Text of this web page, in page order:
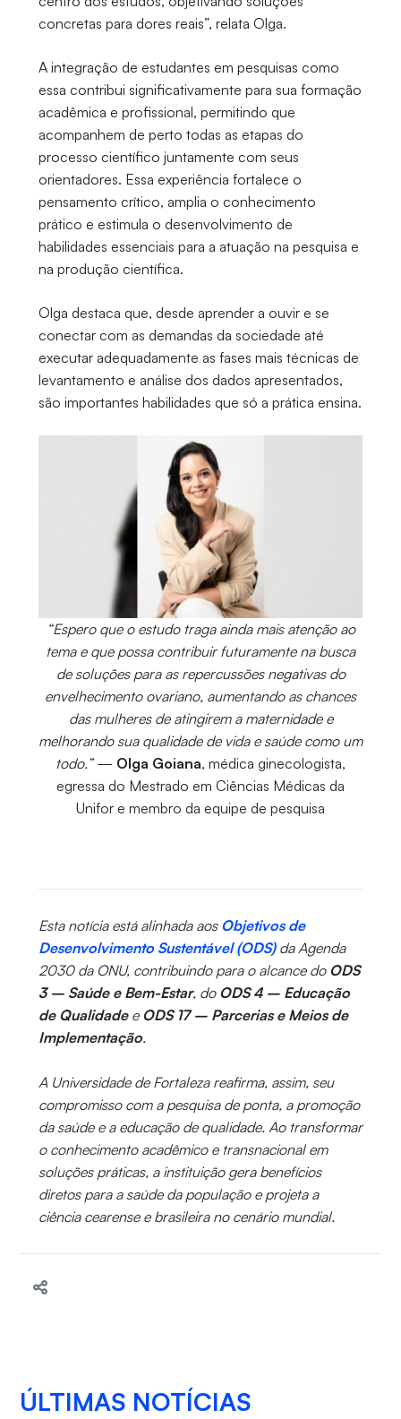
concretas para dores reais”, relata Olga.
A integração de estudantes em pesquisas como
essa contribui significativamente para sua formação
acadêmica e profissional, permitindo que
acompanhem de perto todas as etapas do
processo científico juntamente com seus
orientadores. Essa experiência fortalece o
pensamento crítico, amplia o conhecimento
prático e estimula o desenvolvimento de
habilidades essenciais para a atuação na pesquisa e
na produção científica.
Olga destaca que, desde aprender a ouvir e se
conectar com as demandas da sociedade até
executar adequadamente as fases mais técnicas de
levantamento e análise dos dados apresentados,
são importantes habilidades que só a prática ensina.
“Espero que o estudo traga ainda mais atenção ao
tema e que possa contribuir futuramente na busca
de soluções para as repercussões negativas do
envelhecimento ovariano, aumentando as chances
das mulheres de atingirem a maternidade e
melhorando sua qualidade de vida e saúde como um
todo.”— Olga Goiana, médica ginecologista,
egressa do Mestrado em Ciências Médicas da
Unifor e membro da equipe de pesquisa
Esta notícia está alinhada aos Objetivos de
Desenvolvimento Sustentável (ODS)da Agenda
2030 da ONU, contribuindo para o alcance do ODS
3 – Saúde e Bem-Estar, do ODS 4 – Educação
de Qualidadee ODS 17 – Parcerias e Meios de
Implementação.
A Universidade de Fortaleza reafirma, assim, seu
compromisso com a pesquisa de ponta, a promoção
da saúde e a educação de qualidade. Ao transformar
o conhecimento acadêmico e transnacional em
soluções práticas, a instituição gera benefícios
diretos para a saúde da população e projeta a
ciência cearense e brasileira no cenário mundial.
ÚLTIMAS NOTÍCIAS